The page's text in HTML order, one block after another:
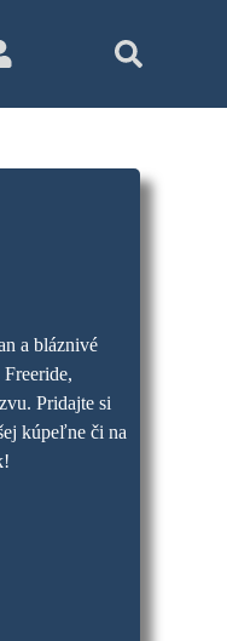
a bláznivé
Pridajte si
kúpeľne či na